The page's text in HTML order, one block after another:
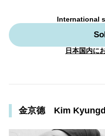
International
日本国内に
金京德 Kim